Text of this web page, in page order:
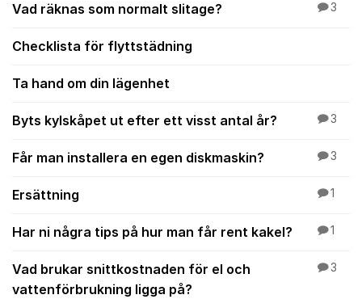
Vad räknas som normalt slitage? 3
Checklista för flyttstädning
Ta hand om din lägenhet
Byts kylskåpet ut efter ett visst antal år? 3
Får man installera en egen diskmaskin? 3
Ersättning 1
Har ni några tips på hur man får rent kakel? 1
Vad brukar snittkostnaden för el och
vattenförbrukning ligga på?
3